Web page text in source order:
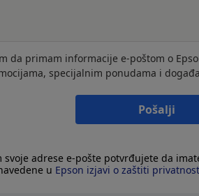
da primam informacije e-poštom o
specijalnim ponudama i
Pošalji
svoje adrese e-pošte potvrđujete da
u Epson izjavi o zaštiti